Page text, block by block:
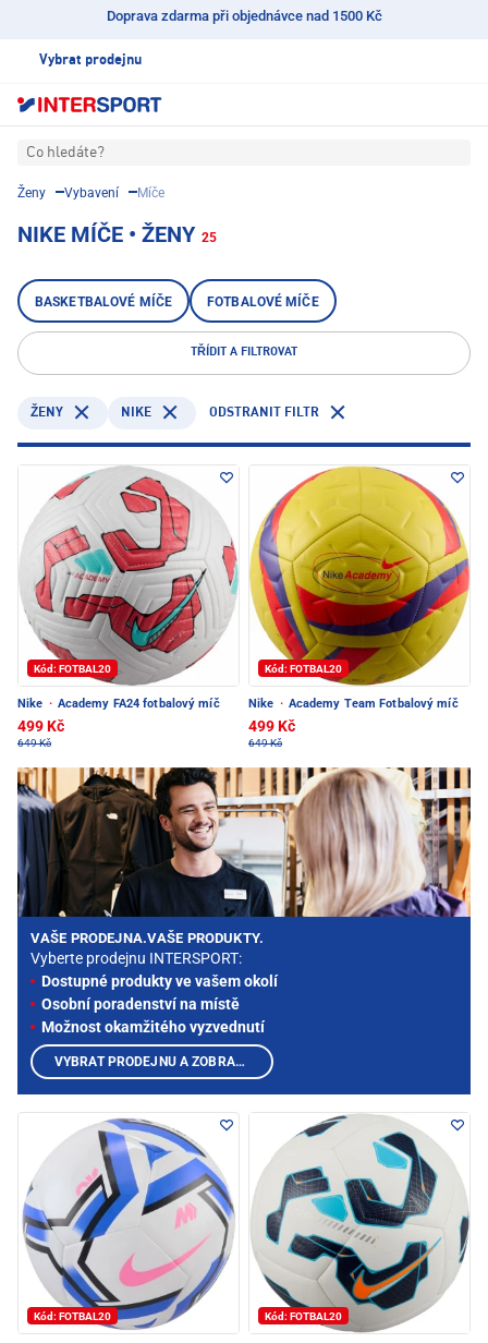
Doprava zdarma při objednávce nad 1500 Kč
Vybrat prodejnu
Co hledáte?
Ženy Vybavení Míče
NIKE MÍČE • ŽENY 25
BASKETBALOVÉ MÍČE FOTBALOVÉ MÍČE
TŘÍDIT A FILTROVAT
ŽENY NIKE ODSTRANIT FILTR
Kód: FOTBAL20
Nike · Academy FA24 fotbalový míč
499 Kč
649 Kč
Kód: FOTBAL20
Nike · Academy Team Fotbalový míč
499 Kč
649 Kč
Kód: FOTBAL20 Kód: FOTBAL20
VAŠE PRODEJNA.VAŠE PRODUKTY.
Vyberte prodejnu INTERSPORT:
Dostupné produkty ve vašem okolí
Osobní poradenství na místě
Možnost okamžitého vyzvednutí
VYBRAT PRODEJNU A ZOBRAZIT PRODUKTY